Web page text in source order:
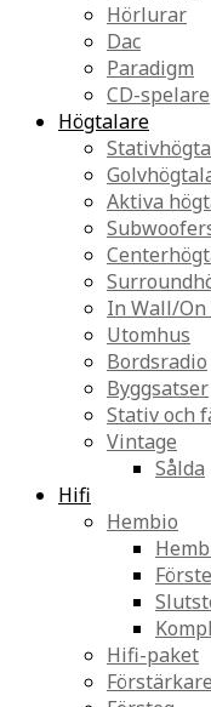
Hörlurar
Dac
Paradigm
CD-spelare
Högtalare
Aktiva
In Wall/On
Utomhus
Bordsradio
Byggsatser
Stativ och
Vintage
Sålda
Hifi
Hembio
Hifi-paket
Förstärkare